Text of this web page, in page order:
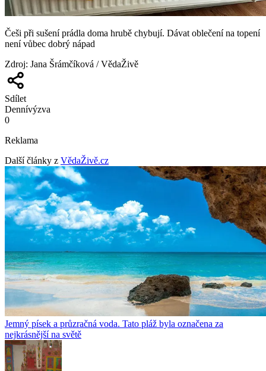
Češi při sušení prádla doma hrubě chybují. Dávat oblečení na topení
není vůbec dobrý nápad
Zdroj: Jana Šrámčíková / VědaŽivě
Sdílet
Dennívýzva
0
Reklama
Další články z VědaŽivě.cz
Jemný písek a průzračná voda. Tato pláž byla označena za
nejkrásnější na světě